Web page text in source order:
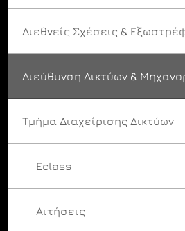
Διεθνείς Σχέσεις &
Διεύθυνση Δικτύων &
Τμήμα Διαχείρισης Δικτύων
Eclass
Αιτήσεις